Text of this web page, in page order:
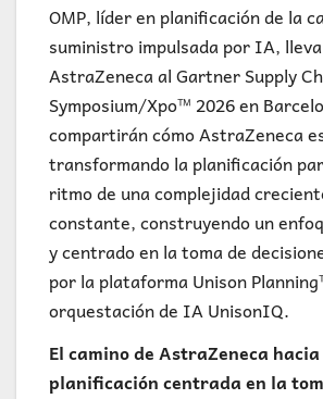
OMP, líder en planificación de la
suministro impulsada por IA,
AstraZeneca al Gartner Supply
Symposium/Xpo™ 2026 en
compartirán cómo AstraZeneca
transformando la planificación
ritmo de una complejidad
constante, construyendo un
y centrado en la toma de
por la plataforma Unison
orquestación de IA UnisonIQ.
El camino de AstraZeneca
planificación centrada en la